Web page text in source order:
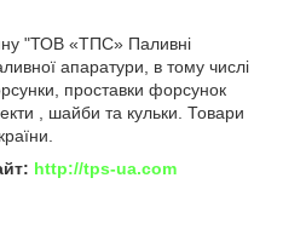
"ТОВ «ТПС» Паливні
апаратури, в тому числі
проставки форсунок
, шайби та кульки. Товари
http://tps-ua.com